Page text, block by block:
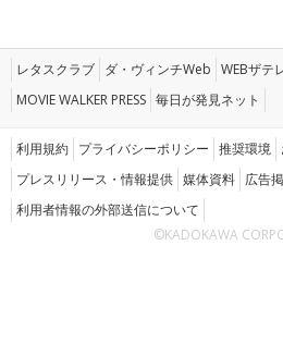
レタスクラブ ダ・ヴィンチWeb WEBザテ
MOVIE WALKER PRESS 毎日が発見ネット
利用規約 プライバシーポリシー 推奨環境
プレスリリース・情報提供 媒体資料 広告
利用者情報の外部送信について
©KADOKAWA